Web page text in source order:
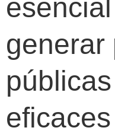
generar
eficaces